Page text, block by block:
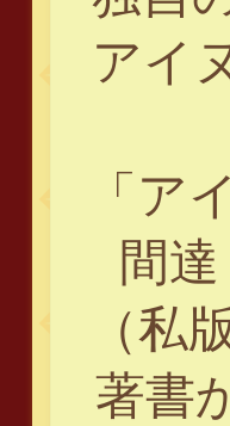
アイ
「ア
間
（私
著書